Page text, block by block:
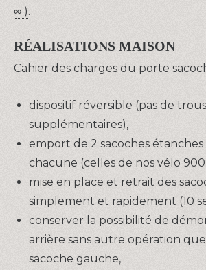
∞ ).
RÉALISATIONS MAISON
Cahier des charges du porte
dispositif réversible (pas de trous
supplémentaires),
emport de 2 sacoches
chacune (celles de nos vélo
mise en place et retrait des
simplement et rapidement (10
conserver la possibilité de
arrière sans autre opération
sacoche gauche,